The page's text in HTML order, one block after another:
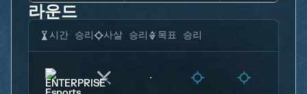
라운드
시간 승리 사살 승리 목표 승리